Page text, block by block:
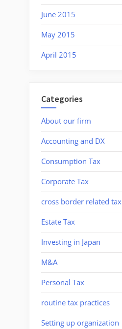
June 2015
May 2015
April 2015
Categories
About our firm
Accounting and DX
Consumption Tax
Corporate Tax
cross border related tax
Estate Tax
Investing in Japan
M&A
Personal Tax
routine tax practices
Setting up organization